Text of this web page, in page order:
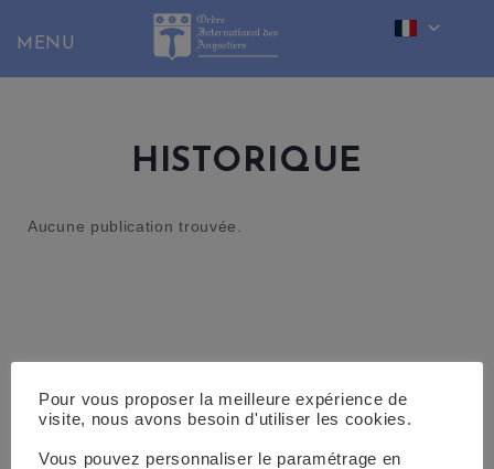
content
HISTORIQUE
Aucune publication trouvée.
Pour vous proposer la meilleure expérience de
visite, nous avons besoin d'utiliser les cookies.
Vous pouvez personnaliser le paramétrage en